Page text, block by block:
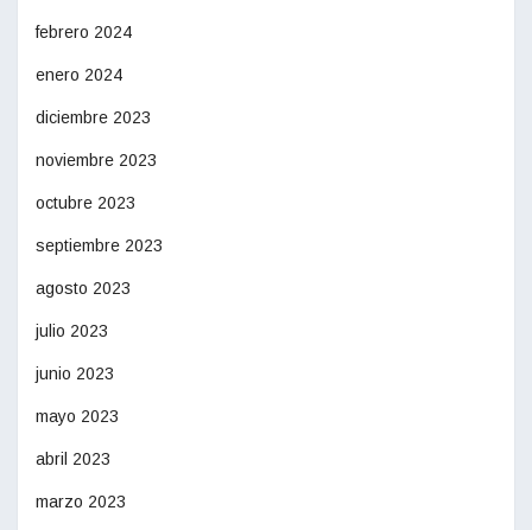
febrero 2024
enero 2024
diciembre 2023
noviembre 2023
octubre 2023
septiembre 2023
agosto 2023
julio 2023
junio 2023
mayo 2023
abril 2023
marzo 2023